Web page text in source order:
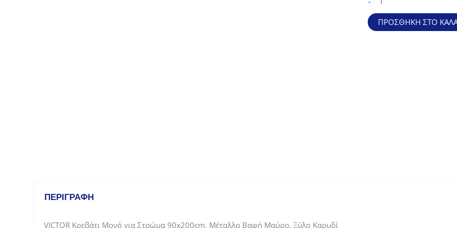
Κρεβάτι
Μονό
για
ΠΡΟΣΘΉΚΗ ΣΤΟ
ΠΕΡΙΓΡΑΦΉ
VICTOR Κρεβάτι Μονό για Στρώμα 90x200cm, Μέταλλο Βαφή Μαύρο, Ξύλο Καρυδί